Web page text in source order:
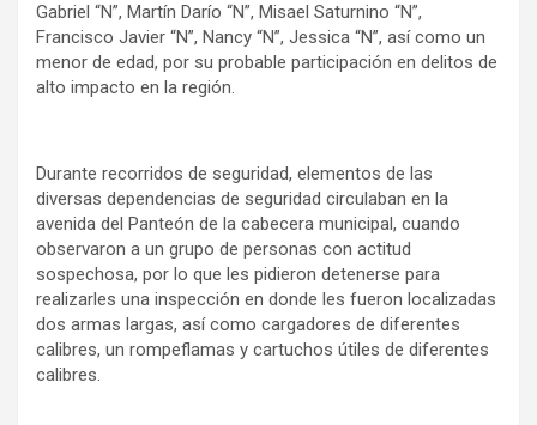
Gabriel “N”, Martín Darío “N”, Misael Saturnino “N”,
Francisco Javier “N”, Nancy “N”, Jessica “N”, así como un
menor de edad, por su probable participación en delitos de
alto impacto en la región.
Durante recorridos de seguridad, elementos de las
diversas dependencias de seguridad circulaban en la
avenida del Panteón de la cabecera municipal, cuando
observaron a un grupo de personas con actitud
sospechosa, por lo que les pidieron detenerse para
realizarles una inspección en donde les fueron localizadas
dos armas largas, así como cargadores de diferentes
calibres, un rompeflamas y cartuchos útiles de diferentes
calibres.